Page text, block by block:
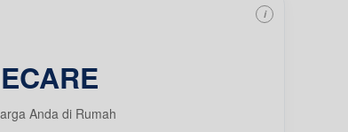
Anda di Rumah
i